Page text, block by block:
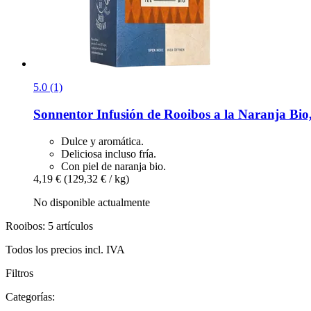
5.0 (1)
Sonnentor Infusión de Rooibos a la Naranja
Dulce y aromática.
Deliciosa incluso fría.
Con piel de naranja bio.
4,19 € (129,32 € / kg)
No disponible actualmente
Rooibos: 5 artículos
Todos los precios incl. IVA
Filtros
Categorías: